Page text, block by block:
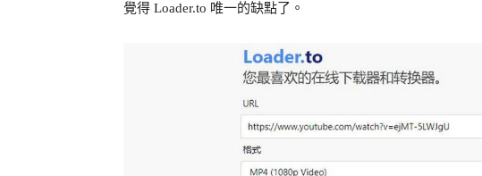
覺得 Loader.to 唯一的缺點了。